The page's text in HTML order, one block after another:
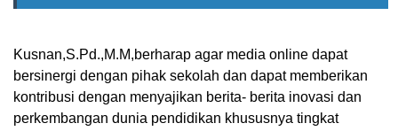
Kusnan,S.Pd.,M.M,berharap agar media online dapat
bersinergi dengan pihak sekolah dan dapat memberikan
kontribusi dengan menyajikan berita- berita inovasi dan
perkembangan dunia pendidikan khususnya tingkat